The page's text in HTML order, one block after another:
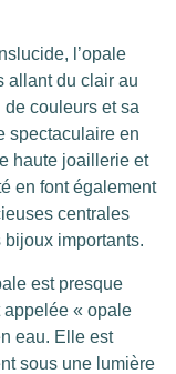
l’opale
allant du clair au
de couleurs et sa
spectaculaire en
haute joaillerie et
en font également
centrales
importants.
est presque
appelée « opale
eau. Elle est
sous une lumière